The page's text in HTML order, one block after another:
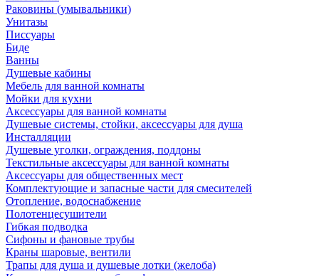
Раковины (умывальники)
Унитазы
Писсуары
Биде
Ванны
Душевые кабины
Мебель для ванной комнаты
Мойки для кухни
Аксессуары для ванной комнаты
Душевые системы, стойки, аксессуары для душа
Инсталляции
Душевые уголки, ограждения, поддоны
Текстильные аксессуары для ванной комнаты
Аксессуары для общественных мест
Комплектующие и запасные части для смесителей
Отопление, водоснабжение
Полотенцесушители
Гибкая подводка
Сифоны и фановые трубы
Краны шаровые, вентили
Трапы для душа и душевые лотки (желоба)